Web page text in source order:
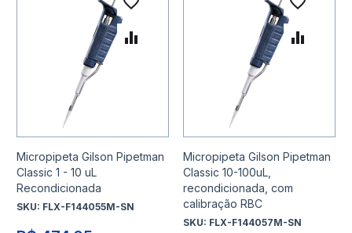
Micropipeta Gilson Pipetman
Classic 1 - 10 uL
Recondicionada
SKU: FLX-F144055M-SN
Adicionar à lista de
Adicionar para Comparar
Micropipeta Gilson Pipetman
Classic 10-100uL,
recondicionada, com
calibração RBC
SKU: FLX-F144057M-SN